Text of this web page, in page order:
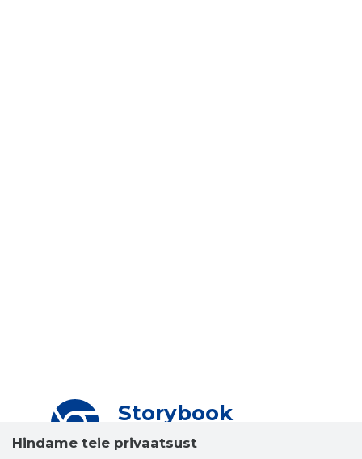
Storybook
Chrome laiendus
Hindame teie privaatsust